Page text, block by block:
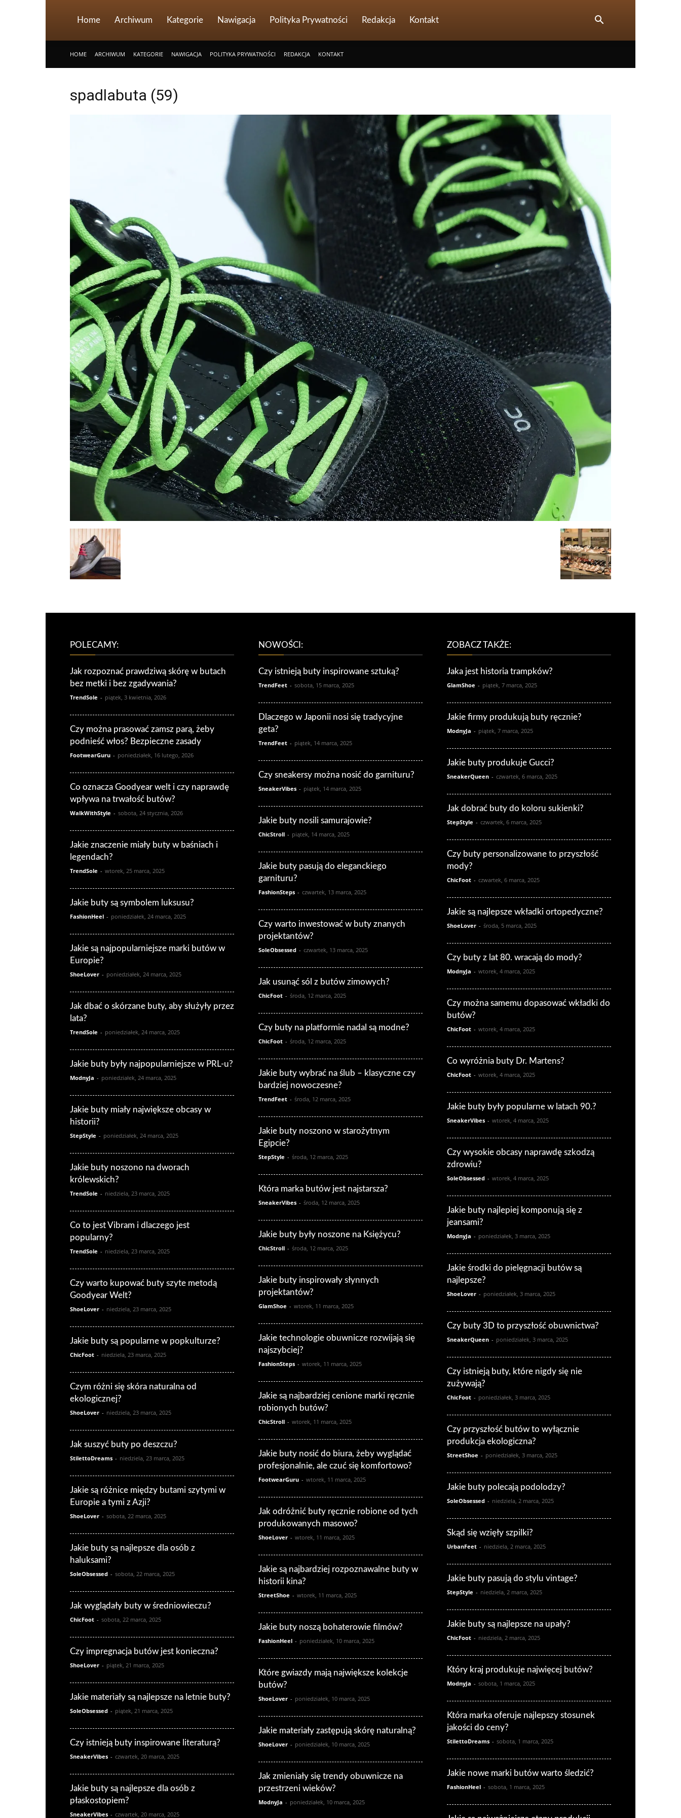
Home Archiwum Kategorie Nawigacja Polityka Prywatności Redakcja Kontakt
HOME ARCHIWUM KATEGORIE NAWIGACJA POLITYKA PRYWATNOŚCI REDAKCJA KONTAKT
spadlabuta (59)
POLECAMY:
Jak rozpoznać prawdziwą skórę w butach
bez metki i bez zgadywania?
TrendSole - piątek, 3 kwietnia, 2026
Czy można prasować zamsz parą, żeby
podnieść włos? Bezpieczne zasady
FootwearGuru - poniedziałek, 16 lutego, 2026
Co oznacza Goodyear welt i czy naprawdę
wpływa na trwałość butów?
WalkWithStyle - sobota, 24 stycznia, 2026
Jakie znaczenie miały buty w baśniach i
legendach?
TrendSole - wtorek, 25 marca, 2025
Jakie buty są symbolem luksusu?
FashionHeel - poniedziałek, 24 marca, 2025
Jakie są najpopularniejsze marki butów w
Europie?
ShoeLover - poniedziałek, 24 marca, 2025
Jak dbać o skórzane buty, aby służyły przez
lata?
TrendSole - poniedziałek, 24 marca, 2025
Jakie buty były najpopularniejsze w PRL-u?
ModnyJa - poniedziałek, 24 marca, 2025
Jakie buty miały największe obcasy w
historii?
StepStyle - poniedziałek, 24 marca, 2025
Jakie buty noszono na dworach
królewskich?
TrendSole - niedziela, 23 marca, 2025
Co to jest Vibram i dlaczego jest
popularny?
TrendSole - niedziela, 23 marca, 2025
Czy warto kupować buty szyte metodą
Goodyear Welt?
ShoeLover - niedziela, 23 marca, 2025
Jakie buty są popularne w popkulturze?
ChicFoot - niedziela, 23 marca, 2025
Czym różni się skóra naturalna od
ekologicznej?
ShoeLover - niedziela, 23 marca, 2025
Jak suszyć buty po deszczu?
StilettoDreams - niedziela, 23 marca, 2025
Jakie są różnice między butami szytymi w
Europie a tymi z Azji?
ShoeLover - sobota, 22 marca, 2025
Jakie buty są najlepsze dla osób z
haluksami?
SoleObsessed - sobota, 22 marca, 2025
Jak wyglądały buty w średniowieczu?
ChicFoot - sobota, 22 marca, 2025
Czy impregnacja butów jest konieczna?
ShoeLover - piątek, 21 marca, 2025
Jakie materiały są najlepsze na letnie buty?
SoleObsessed - piątek, 21 marca, 2025
Czy istnieją buty inspirowane literaturą?
SneakerVibes - czwartek, 20 marca, 2025
Jakie buty są najlepsze dla osób z
płaskostopiem?
SneakerVibes - czwartek, 20 marca, 2025
NOWOŚCI:
Czy istnieją buty inspirowane sztuką?
TrendFeet - sobota, 15 marca, 2025
Dlaczego w Japonii nosi się tradycyjne
geta?
TrendFeet - piątek, 14 marca, 2025
Czy sneakersy można nosić do garnituru?
SneakerVibes - piątek, 14 marca, 2025
Jakie buty nosili samurajowie?
ChicStroll - piątek, 14 marca, 2025
Jakie buty pasują do eleganckiego
garnituru?
FashionSteps - czwartek, 13 marca, 2025
Czy warto inwestować w buty znanych
projektantów?
SoleObsessed - czwartek, 13 marca, 2025
Jak usunąć sól z butów zimowych?
ChicFoot - środa, 12 marca, 2025
Czy buty na platformie nadal są modne?
ChicFoot - środa, 12 marca, 2025
Jakie buty wybrać na ślub – klasyczne czy
bardziej nowoczesne?
TrendFeet - środa, 12 marca, 2025
Jakie buty noszono w starożytnym
Egipcie?
StepStyle - środa, 12 marca, 2025
Która marka butów jest najstarsza?
SneakerVibes - środa, 12 marca, 2025
Jakie buty były noszone na Księżycu?
ChicStroll - środa, 12 marca, 2025
Jakie buty inspirowały słynnych
projektantów?
GlamShoe - wtorek, 11 marca, 2025
Jakie technologie obuwnicze rozwijają się
najszybciej?
FashionSteps - wtorek, 11 marca, 2025
Jakie są najbardziej cenione marki ręcznie
robionych butów?
ChicStroll - wtorek, 11 marca, 2025
Jakie buty nosić do biura, żeby wyglądać
profesjonalnie, ale czuć się komfortowo?
FootwearGuru - wtorek, 11 marca, 2025
Jak odróżnić buty ręcznie robione od tych
produkowanych masowo?
ShoeLover - wtorek, 11 marca, 2025
Jakie są najbardziej rozpoznawalne buty w
historii kina?
StreetShoe - wtorek, 11 marca, 2025
Jakie buty noszą bohaterowie filmów?
FashionHeel - poniedziałek, 10 marca, 2025
Które gwiazdy mają największe kolekcje
butów?
ShoeLover - poniedziałek, 10 marca, 2025
Jakie materiały zastępują skórę naturalną?
ShoeLover - poniedziałek, 10 marca, 2025
Jak zmieniały się trendy obuwnicze na
przestrzeni wieków?
ModnyJa - poniedziałek, 10 marca, 2025
ZOBACZ TAKŻE:
Jaka jest historia trampków?
GlamShoe - piątek, 7 marca, 2025
Jakie firmy produkują buty ręcznie?
ModnyJa - piątek, 7 marca, 2025
Jakie buty produkuje Gucci?
SneakerQueen - czwartek, 6 marca, 2025
Jak dobrać buty do koloru sukienki?
StepStyle - czwartek, 6 marca, 2025
Czy buty personalizowane to przyszłość
mody?
ChicFoot - czwartek, 6 marca, 2025
Jakie są najlepsze wkładki ortopedyczne?
ShoeLover - środa, 5 marca, 2025
Czy buty z lat 80. wracają do mody?
ModnyJa - wtorek, 4 marca, 2025
Czy można samemu dopasować wkładki do
butów?
ChicFoot - wtorek, 4 marca, 2025
Co wyróżnia buty Dr. Martens?
ChicFoot - wtorek, 4 marca, 2025
Jakie buty były popularne w latach 90.?
SneakerVibes - wtorek, 4 marca, 2025
Czy wysokie obcasy naprawdę szkodzą
zdrowiu?
SoleObsessed - wtorek, 4 marca, 2025
Jakie buty najlepiej komponują się z
jeansami?
ModnyJa - poniedziałek, 3 marca, 2025
Jakie środki do pielęgnacji butów są
najlepsze?
ShoeLover - poniedziałek, 3 marca, 2025
Czy buty 3D to przyszłość obuwnictwa?
SneakerQueen - poniedziałek, 3 marca, 2025
Czy istnieją buty, które nigdy się nie
zużywają?
ChicFoot - poniedziałek, 3 marca, 2025
Czy przyszłość butów to wyłącznie
produkcja ekologiczna?
StreetShoe - poniedziałek, 3 marca, 2025
Jakie buty polecają podolodzy?
SoleObsessed - niedziela, 2 marca, 2025
Skąd się wzięły szpilki?
UrbanFeet - niedziela, 2 marca, 2025
Jakie buty pasują do stylu vintage?
StepStyle - niedziela, 2 marca, 2025
Jakie buty są najlepsze na upały?
ChicFoot - niedziela, 2 marca, 2025
Który kraj produkuje najwięcej butów?
ModnyJa - sobota, 1 marca, 2025
Która marka oferuje najlepszy stosunek
jakości do ceny?
StilettoDreams - sobota, 1 marca, 2025
Jakie nowe marki butów warto śledzić?
FashionHeel - sobota, 1 marca, 2025